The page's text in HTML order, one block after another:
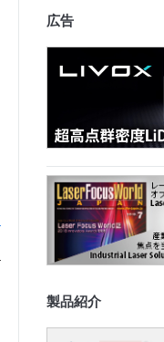
広告
製品紹介